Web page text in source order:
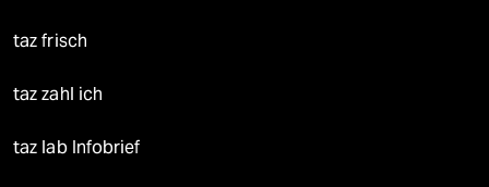
taz frisch
taz zahl ich
taz lab Infobrief